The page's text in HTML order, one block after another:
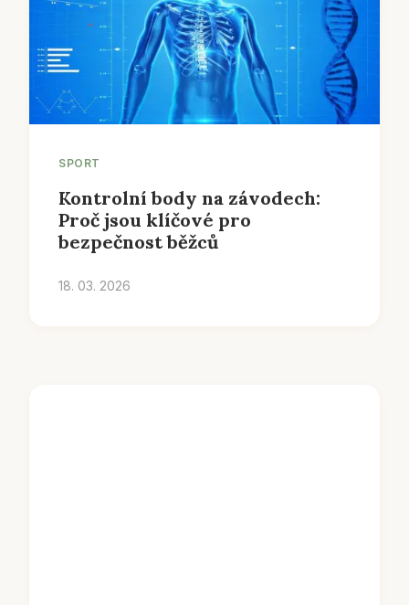
SPORT
Kontrolní body na závodech:
Proč jsou klíčové pro
bezpečnost běžců
18. 03. 2026